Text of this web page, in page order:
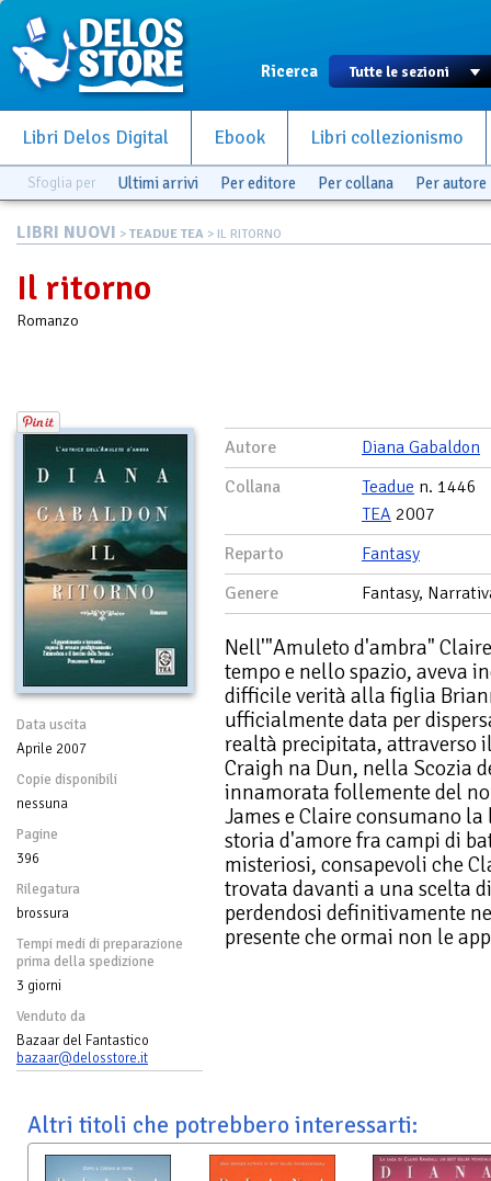
Ricerca
Libri Delos Digital Ebook Libri collezionismo
Sfoglia per Ultimi arrivi Per editore Per collana Per autore
LIBRI NUOVI > TEADUE TEA > IL RITORNO
Il ritorno
Romanzo
Data uscita
Aprile 2007
Copie disponibili
nessuna
Pagine
396
Rilegatura
brossura
Tempi medi di preparazione
prima della spedizione
3 giorni
Venduto da
Bazaar del Fantastico
bazaar@delosstore.it
Autore
Diana Gabaldon
Collana
Teadue n. 1446
TEA 2007
Reparto
Fantasy
Genere
Fantasy,
Nell'"Amuleto d'ambra"
tempo e nello spazio, aveva
difficile verità alla figlia
ufficialmente data per
realtà precipitata, attraverso
Craigh na Dun, nella Scozia
innamorata follemente del
James e Claire consumano
storia d'amore fra campi di
misteriosi, consapevoli che
trovata davanti a una scelta
perdendosi definitivamente
presente che ormai non le
Altri titoli che potrebbero interessarti: